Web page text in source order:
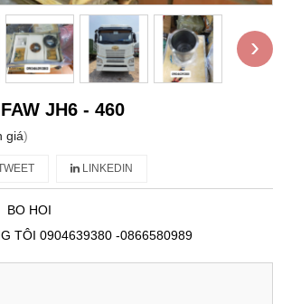
›
JH6 - 460
giá)
LINKEDIN
BO HOI
TÔI 0904639380 -0866580989